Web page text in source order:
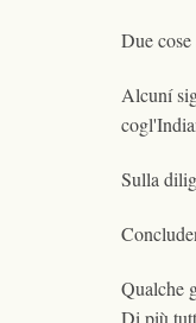
Due
Alcuní
Sulla
Qualche
Di più